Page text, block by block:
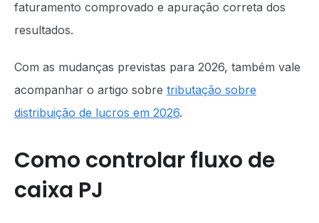
faturamento comprovado e apuração correta dos
resultados.
Com as mudanças previstas para 2026, também vale
acompanhar o artigo sobre tributação sobre
distribuição de lucros em 2026.
Como controlar fluxo de
caixa PJ